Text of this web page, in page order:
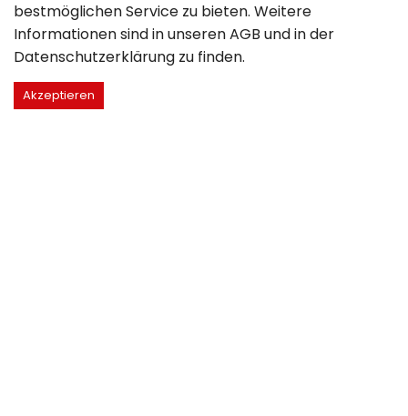
bestmöglichen Service zu bieten. Weitere
Informationen sind in unserenAGB und in der
Datenschutzerklärung zu finden.
Akzeptieren